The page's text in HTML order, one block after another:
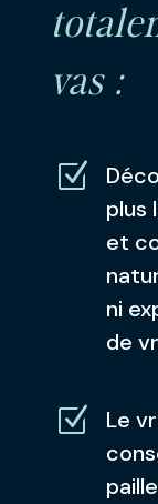
vas :
Z
plus
et
ni
de
Z
Le